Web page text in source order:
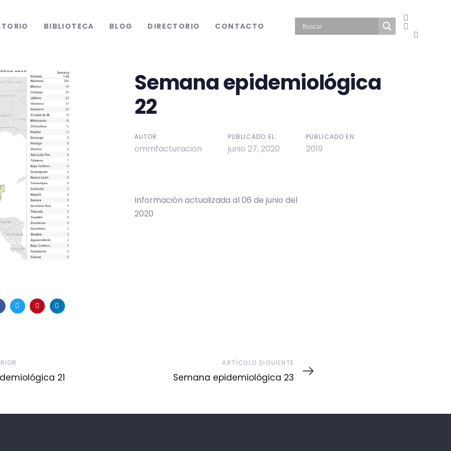
BIBLIOTECA BLOG DIRECTORIO CONTACTO
Semana epidemiológica
22
AUTOR:
ommfacturacion
PUBLICADO EL:
junio 27, 2020
PUBLICADO EN:
2019
Información actualizada al 06 de junio del
2020
21
Siguiente
ARTÍCULO SIGUIENTE
Semana epidemiológica 23